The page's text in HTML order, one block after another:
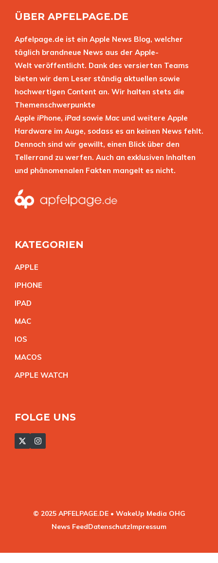
ÜBER APFELPAGE.DE
Apfelpage.de ist ein Apple News Blog, welcher
täglich brandneue News aus der Apple-
Welt veröffentlicht. Dank des versierten Teams
bieten wir dem Leser ständig aktuellen sowie
hochwertigen Content an. Wir halten stets die
Themenschwerpunkte
Apple iPhone, iPad sowie Mac und weitere Apple
Hardware im Auge, sodass es an keinen News fehlt.
Dennoch sind wir gewillt, einen Blick über den
Tellerrand zu werfen. Auch an exklusiven Inhalten
und phänomenalen Fakten mangelt es nicht.
KATEGORIEN
APPLE
IPHONE
IPAD
MAC
IOS
MACOS
APPLE WATCH
FOLGE UNS
© 2025 APFELPAGE.DE • WakeUp Media OHG
News FeedDatenschutzImpressum